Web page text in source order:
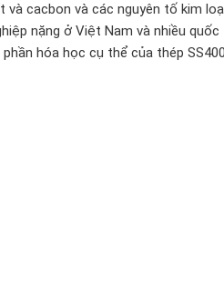
cacbon và các nguyên tố kim
nặng ở Việt Nam và nhiều quốc
hóa học cụ thể của thép SS400